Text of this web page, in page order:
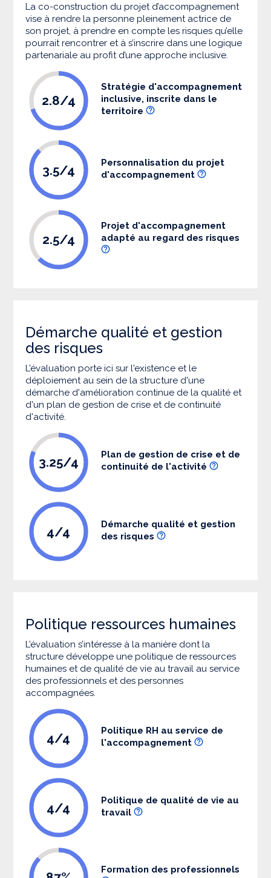
La co-construction du projet d’accompagnement
vise à rendre la personne pleinement actrice de
son projet, à prendre en compte les risques qu’elle
pourrait rencontrer et à s’inscrire dans une logique
partenariale au profit d’une approche inclusive.
2.8/4
Stratégie d'accompagnement
inclusive, inscrite dans le
territoire
3.5/4
Personnalisation du projet
d'accompagnement
2.5/4
Projet d'accompagnement
adapté au regard des risques
Démarche qualité et gestion
des risques
L’évaluation porte ici sur l'existence et le
déploiement au sein de la structure d'une
démarche d'amélioration continue de la qualité et
d'un plan de gestion de crise et de continuité
d'activité.
3.25/4
Plan de gestion de crise et de
continuité de l'activité
4/4
Démarche qualité et gestion
des risques
Politique ressources humaines
L’évaluation s’intéresse à la manière dont la
structure développe une politique de ressources
humaines et de qualité de vie au travail au service
des professionnels et des personnes
accompagnées.
4/4
Politique RH au service de
l'accompagnement
4/4
Politique de qualité de vie au
travail
Formation des professionnels